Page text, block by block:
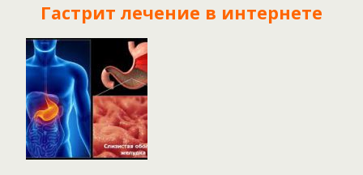
Гастрит лечение в интернете